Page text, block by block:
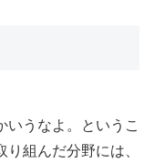
いうなよ。というこ
組んだ分野には、